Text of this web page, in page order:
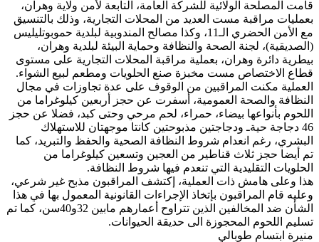
قامت المصلحة الولائية للشركة العامة، التابعة لأمن ولاية وهران،
بعمليات مراقبة مست العديد من المحلات التجارية، وذلك بالتنسيق
مع الأمن الحضري الـ11، وكذا مصالح المندوبية لبلدية حموبوتليليس
(الصديقية)، لجنة الصحة والنظافة وحماية البيئة لبلدية وهران،
بيطرية دائرة وهران، بعملية مراقبة المحلات التجارية على مستوى
قطاع الاختصاص مست مخبزة صنع الحلويات ومطعم لبيع الشواء.
العملية مكنت المراقبين من الوقوف على عدة تجاوزات في مجال
النظافة والصحة العمومية، أسفرت عن حجز أربعين كيلوغراما من
اللحوم بأنواعها بيضاء، حمراء، لحم مرحي وحتى كبد، فضلا عن حجز
46 دجاجة حيةـ ودجاجتين مذبوحتين كانتا موجهتان للاستهلاك
البشري، رغم انعدام شروط النظافة الصحية والحفظ والتبريد، كما
تم أيضا حجز ثلاث قناطير من العجين وتسعين كيلوغراما من
الحلويات التقليدية التي تنعدم فيها شروط النظافة.
هذا وعلى هامش ذات العملية، إكتشف المراقبون مذبح غير شرعي،
وعليه قام المراقبون بإتخاذ الإجراءات القانونية المعمول بها في هذا
الشأن ضد المخالفين الذين تتراوح أعمارهم مابين 32و40سن، كما تم
تسليم اللحوم المحجوزة الى حديقة الحيوانات.
منيرة ابتسام طوبالي